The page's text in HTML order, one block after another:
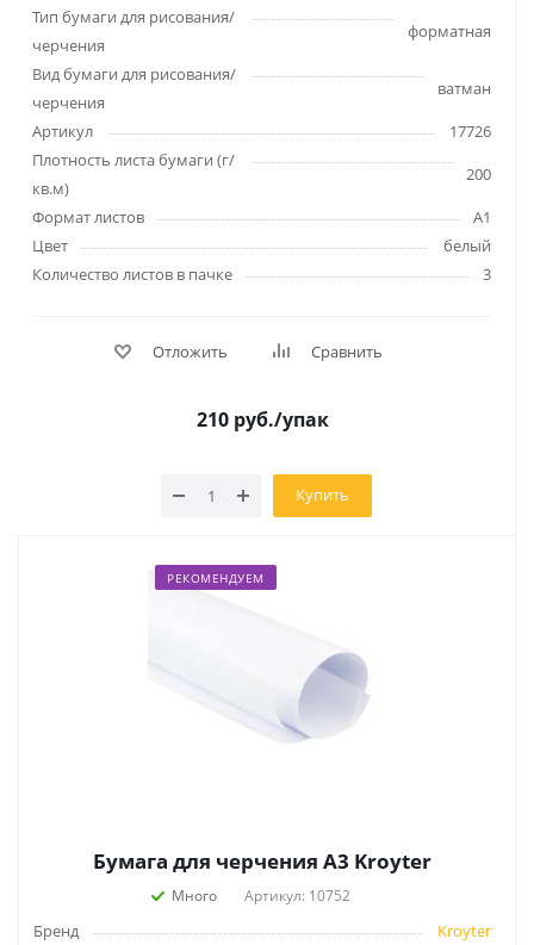
Тип бумаги для рисования/
черчения
форматная
Вид бумаги для рисования/
черчения
ватман
Артикул
17726
Плотность листа бумаги (г/
кв.м)
200
Формат листов
А1
Цвет
белый
Количество листов в пачке
3
Отложить Сравнить
210руб./упак
Купить
РЕКОМЕНДУЕМ
Бумага для черчения А3 Kroyter
Много Артикул: 10752
Бренд
Kroyter